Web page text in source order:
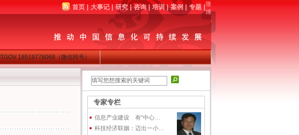
首页 大事记 研究 |咨询|培训|案例 专题 微
博
18519778068（微信同号）
专家专栏
信息产业建设 有“中心…
科技经济联姻：迈出一小…